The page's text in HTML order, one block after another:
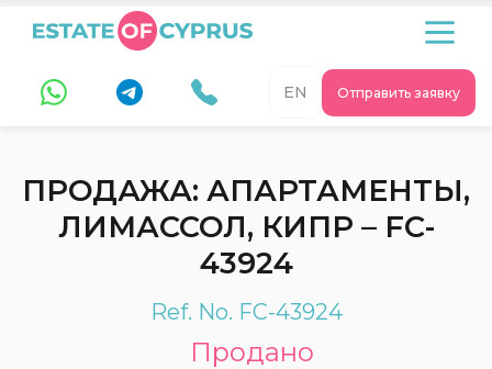
Отправить заявку
EN
ПРОДАЖА: АПАРТАМЕНТЫ,
ЛИМАССОЛ, КИПР – FC-
43924
Ref. No. FC-43924
Продано